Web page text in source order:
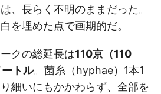
、長らく不明のままだった。
を埋めた点で画期的だ。
クの総延長は110京（110
トル。菌糸（hyphae）1本1
細いにもかかわらず、全部を